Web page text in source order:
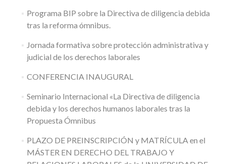
Programa BIP sobre la Directiva de diligencia debida
tras la reforma ómnibus.
Jornada formativa sobre protección administrativa y
judicial de los derechos laborales
CONFERENCIA INAUGURAL
Seminario Internacional «La Directiva de diligencia
debida y los derechos humanos laborales tras la
Propuesta Ómnibus
PLAZO DE PREINSCRIPCIÓN y MATRÍCULA en el
MÁSTER EN DERECHO DEL TRABAJO Y